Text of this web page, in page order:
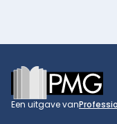
Footer
Een uitgave van